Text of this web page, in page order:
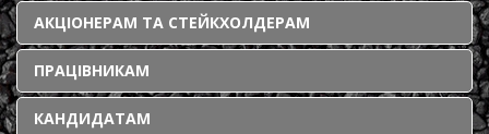
АКЦІОНЕРАМ ТА СТЕЙКХОЛДЕРАМ
ПРАЦІВНИКАМ
КАНДИДАТАМ